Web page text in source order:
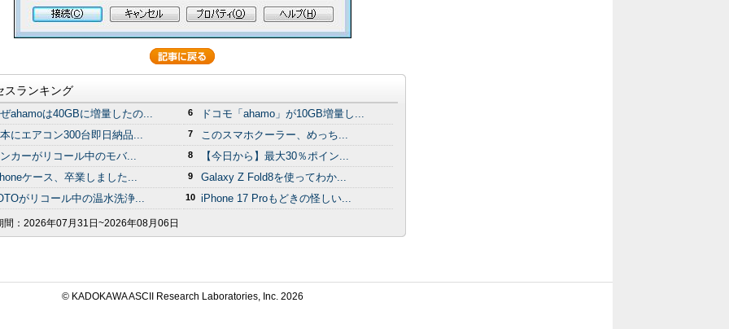
スランキング
ahamoは40GBに増量したの...
にエアコン300台即日納品...
カーがリコール中のモバ...
ケース、卒業しました...
がリコール中の温水洗浄...
6 ドコモ「ahamo」が10GB増量し...
7 このスマホクーラー、めっち...
8 【今日から】最大30％ポイン...
9 Galaxy Z Fold8を使ってわか...
10 iPhone 17 Proもどきの怪しい...
： 2026年07月31日~2026年08月06日
© KADOKAWA ASCII Research Laboratories, Inc. 2026